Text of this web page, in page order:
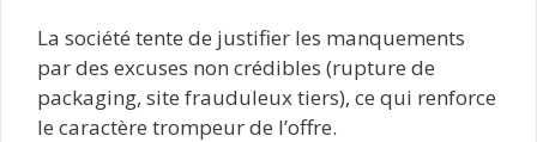
La société tente de justifier les manquements
par des excuses non crédibles (rupture de
packaging, site frauduleux tiers), ce qui renforce
le caractère trompeur de l’offre.